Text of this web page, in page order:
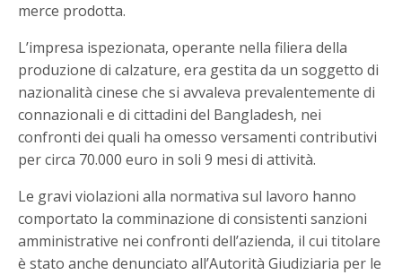
merce prodotta.
L’impresa ispezionata, operante nella filiera della
produzione di calzature, era gestita da un soggetto di
nazionalità cinese che si avvaleva prevalentemente di
connazionali e di cittadini del Bangladesh, nei
confronti dei quali ha omesso versamenti contributivi
per circa 70.000 euro in soli 9 mesi di attività.
Le gravi violazioni alla normativa sul lavoro hanno
comportato la comminazione di consistenti sanzioni
amministrative nei confronti dell’azienda, il cui titolare
è stato anche denunciato all’Autorità Giudiziaria per le